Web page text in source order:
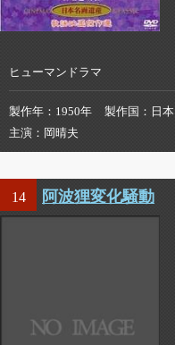
ヒューマンドラマ
製作年 1950年 製作国 日本
主演
岡晴夫
14 阿波狸変化騒動